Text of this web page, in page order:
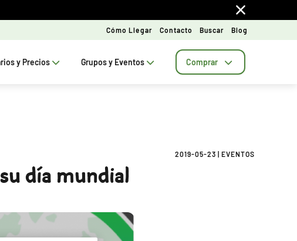
Cómo Llegar Contacto Buscar Blog
y Precios Grupos y Eventos Comprar
2019-05-23 EVENTOS
día mundial